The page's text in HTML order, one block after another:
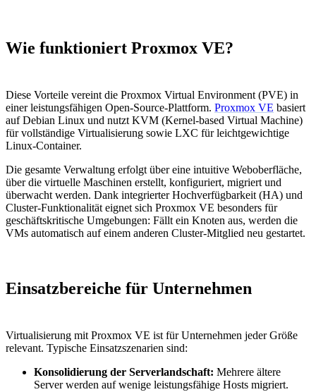
Wie funktioniert Proxmox VE?
Diese Vorteile vereint die Proxmox Virtual Environment (PVE) in
einer leistungsfähigen Open-Source-Plattform. Proxmox VE basiert
auf Debian Linux und nutzt KVM (Kernel-based Virtual Machine)
für vollständige Virtualisierung sowie LXC für leichtgewichtige
Linux-Container.
Die gesamte Verwaltung erfolgt über eine intuitive Weboberfläche,
über die virtuelle Maschinen erstellt, konfiguriert, migriert und
überwacht werden. Dank integrierter Hochverfügbarkeit (HA) und
Cluster-Funktionalität eignet sich Proxmox VE besonders für
geschäftskritische Umgebungen: Fällt ein Knoten aus, werden die
VMs automatisch auf einem anderen Cluster-Mitglied neu gestartet.
Einsatzbereiche für Unternehmen
Virtualisierung mit Proxmox VE ist für Unternehmen jeder Größe
relevant. Typische Einsatzszenarien sind:
Konsolidierung der Serverlandschaft: Mehrere ältere
Server werden auf wenige leistungsfähige Hosts migriert.